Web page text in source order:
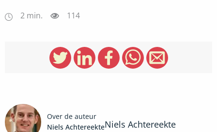
2 min. 114
Over de auteur
Niels AchtereekteNiels Achtereekte